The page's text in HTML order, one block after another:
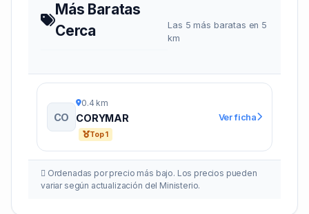
Más Baratas
Cerca
Las 5 más baratas en 5
km
CO
0.4 km
CORYMAR
Top 1
Ver ficha
Ordenadas por precio más bajo. Los precios pueden
variar según actualización del Ministerio.